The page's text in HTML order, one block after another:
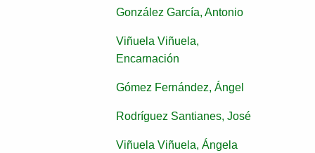
González García, Antonio
Viñuela Viñuela,
Encarnación
Gómez Fernández, Ángel
Rodríguez Santianes, José
Viñuela Viñuela, Ángela